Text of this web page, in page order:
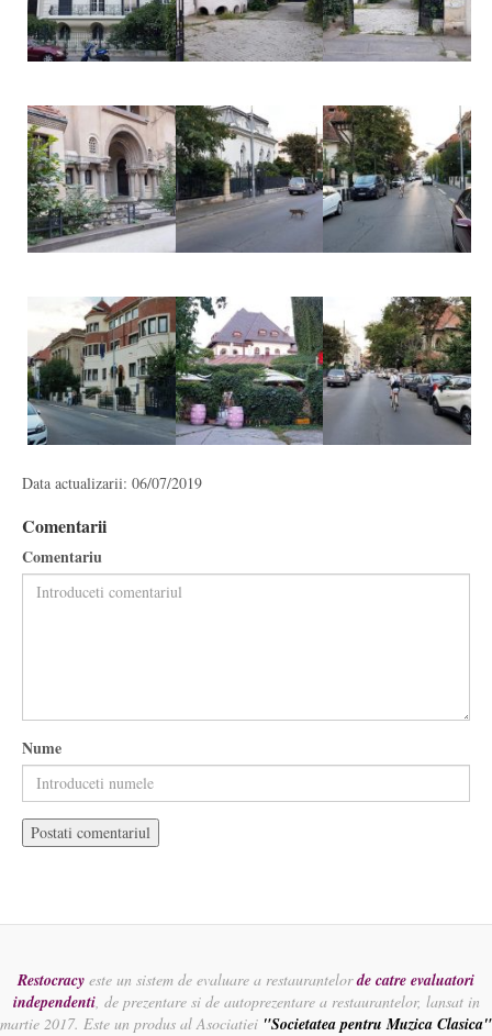
Data actualizarii: 06/07/2019
Comentarii
Comentariu
Nume
Restocracy este un sistem de evaluare a restaurantelorde catre evaluatori
independenti, de prezentare si de autoprezentare a restaurantelor, lansat in
martie 2017. Este un produs al Asociatiei "Societatea pentru Muzica Clasica"